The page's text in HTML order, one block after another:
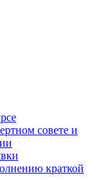
совете и
краткой